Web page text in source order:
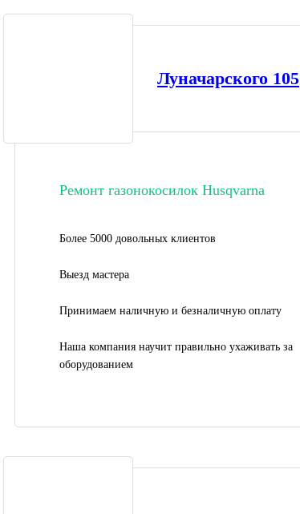
Луначарского 105
Ремонт газонокосилок Husqvarna
Более 5000 довольных клиентов
Выезд мастера
Принимаем наличную и безналичную оплату
Наша компания научит правильно ухаживать за
оборудованием